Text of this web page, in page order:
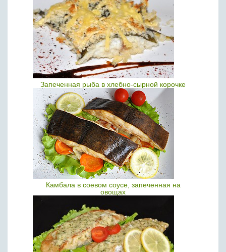
Запеченная рыба в хлебно-сырной корочке
Камбала в соевом соусе, запеченная на
овощах